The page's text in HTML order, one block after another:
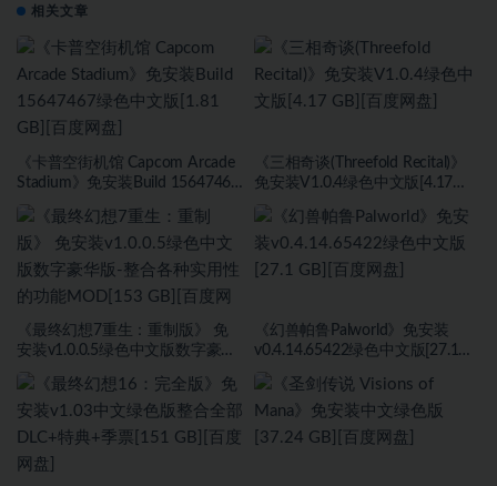
相关文章
《卡普空街机馆 Capcom Arcade
Stadium》免安装Build 15647467
《三相奇谈(Threefold Recital)》
免安装V1.0.4绿色中文版[4.17
《最终幻想7重生：重制版》 免
安装v1.0.0.5绿色中文版数字豪华
MOD[153 GB][百度网盘]
《幻兽帕鲁Palworld》免安装
v0.4.14.65422绿色中文版[27.1